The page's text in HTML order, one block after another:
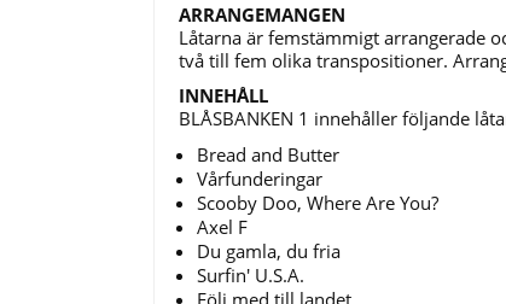
ARRANGEMANGEN
Låtarna är femstämmigt arrangerade
två till fem olika transpositioner.
INNEHÅLL
BLÅSBANKEN 1 innehåller följande
Bread and Butter
Vårfunderingar
Scooby Doo, Where Are You?
Axel F
Du gamla, du fria
Surfin' U.S.A.
Följ med till landet